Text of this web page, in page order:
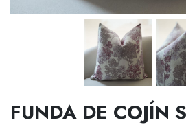
FUNDA DE COJÍN